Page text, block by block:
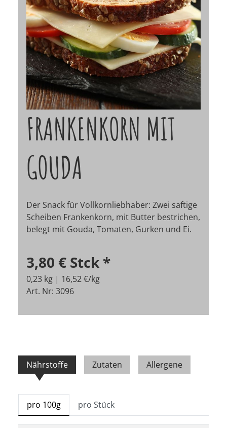
FRANKENKORN MIT
GOUDA
Der Snack für Vollkornliebhaber: Zwei saftige
Scheiben Frankenkorn, mit Butter bestrichen,
belegt mit Gouda, Tomaten, Gurken und Ei.
3,80 € Stck *
0,23 kg | 16,52 €/kg
Art. Nr: 3096
Nährstoffe Zutaten Allergene
pro 100g pro Stück